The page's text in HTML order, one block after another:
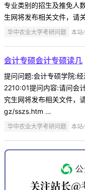
专业类别的招生及推免人
生网将发布相关文件，请
华中农业大学考研问题 本站
会计专硕会计专硕读几
提问问题:会计专硕学院:
2210:01提问内容:请问会
究生网将发布相关文件
gz/sszs.htm ...
华中农业大学考研问题 本站